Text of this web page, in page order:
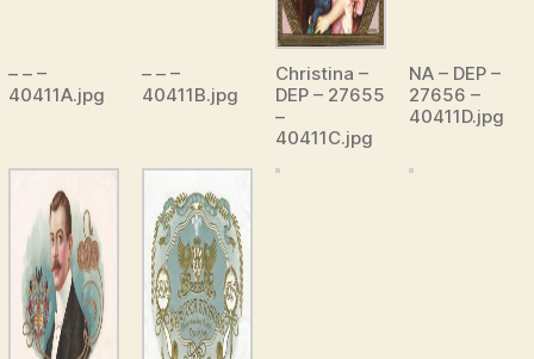
– – –
40411A.jpg
– – –
40411B.jpg
Christina –
DEP – 27655
–
40411C.jpg
NA – DEP –
27656 –
40411D.jpg